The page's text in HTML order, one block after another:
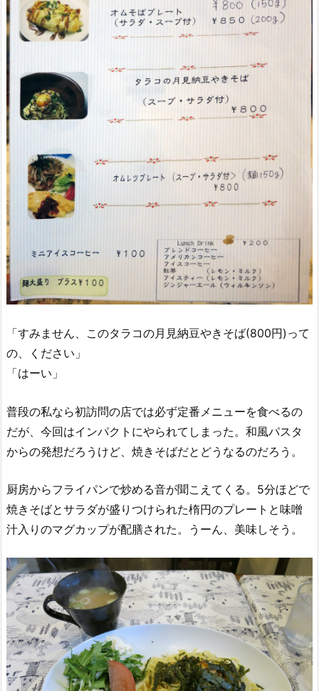
「すみません、このタラコの月見納豆やきそば(800円)って
の、ください」
「はーい」
普段の私なら初訪問の店では必ず定番メニューを食べるの
だが、今回はインパクトにやられてしまった。和風パスタ
からの発想だろうけど、焼きそばだとどうなるのだろう。
厨房からフライパンで炒める音が聞こえてくる。5分ほどで
焼きそばとサラダが盛りつけられた楕円のプレートと味噌
汁入りのマグカップが配膳された。うーん、美味しそう。